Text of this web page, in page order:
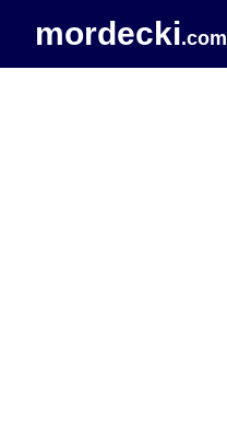
mordecki.com